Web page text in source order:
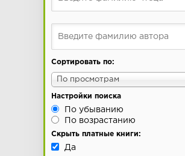
Сортировать по:
По просмотрам
Настройки поиска
По убыванию
По возрастанию
Скрыть платные книги:
Да